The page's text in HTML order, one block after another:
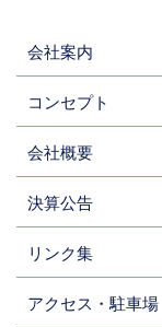
会社案内
コンセプト
会社概要
決算公告
リンク集
アクセス・駐車場